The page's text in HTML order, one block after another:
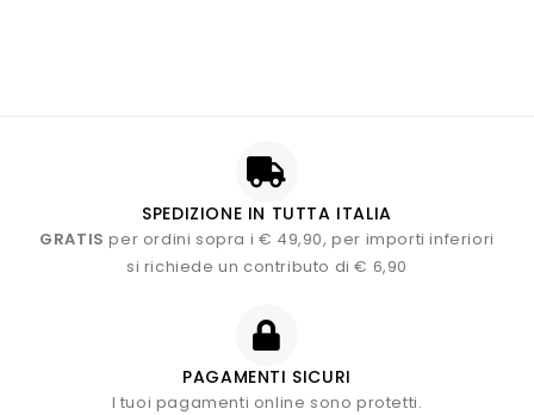
SPEDIZIONE IN TUTTA ITALIA
GRATIS per ordini sopra i € 49,90, per importi inferiori
si richiede un contributo di € 6,90
PAGAMENTI SICURI
I tuoi pagamenti online sono protetti.